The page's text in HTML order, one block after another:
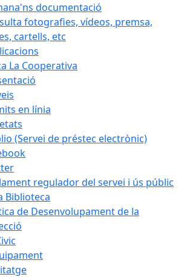
documentació
fotografies, vídeos, premsa,
cartells, etc
La Cooperativa
en línia
(Servei de préstec electrònic)
regulador del servei i ús públic
Biblioteca
de Desenvolupament de la